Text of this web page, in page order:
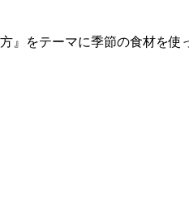
』をテーマに季節の食材を